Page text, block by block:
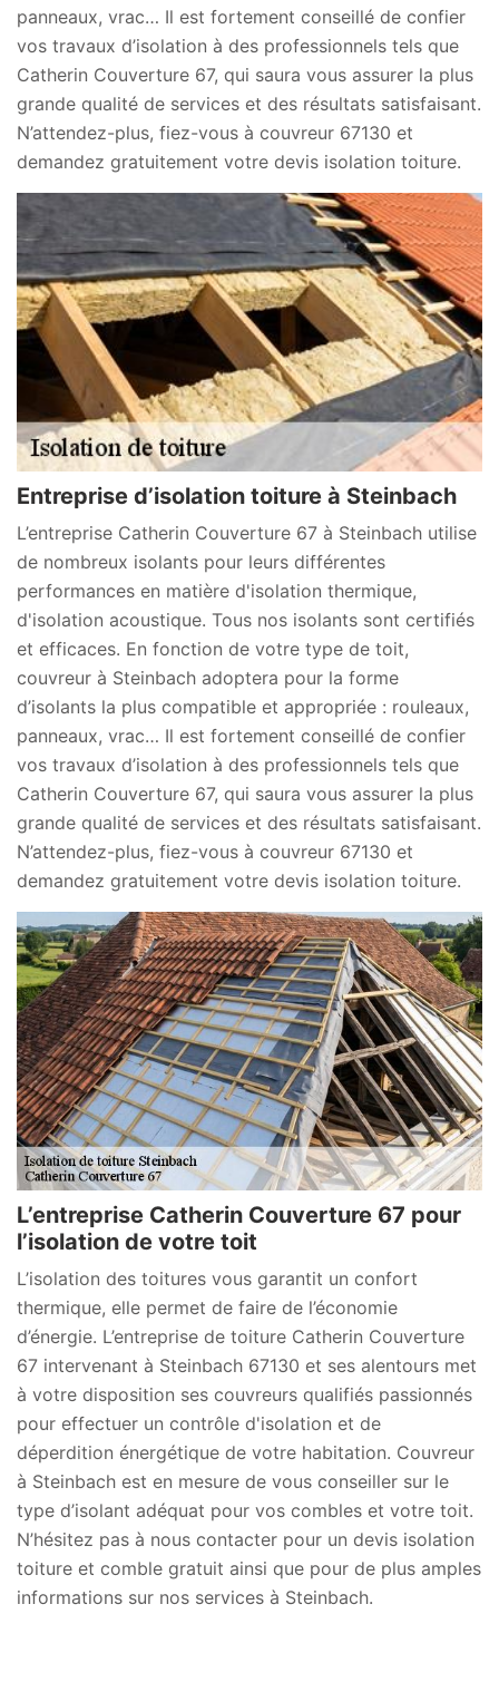
panneaux, vrac… Il est fortement conseillé de confier
vos travaux d’isolation à des professionnels tels que
Catherin Couverture 67, qui saura vous assurer la plus
grande qualité de services et des résultats satisfaisant.
N’attendez-plus, fiez-vous à couvreur 67130 et
demandez gratuitement votre devis isolation toiture.
Entreprise d’isolation toiture à Steinbach
L’entreprise Catherin Couverture 67 à Steinbach utilise
de nombreux isolants pour leurs différentes
performances en matière d'isolation thermique,
d'isolation acoustique. Tous nos isolants sont certifiés
et efficaces. En fonction de votre type de toit,
couvreur à Steinbach adoptera pour la forme
d’isolants la plus compatible et appropriée : rouleaux,
panneaux, vrac… Il est fortement conseillé de confier
vos travaux d’isolation à des professionnels tels que
Catherin Couverture 67, qui saura vous assurer la plus
grande qualité de services et des résultats satisfaisant.
N’attendez-plus, fiez-vous à couvreur 67130 et
demandez gratuitement votre devis isolation toiture.
L’entreprise Catherin Couverture 67 pour
l’isolation de votre toit
L’isolation des toitures vous garantit un confort
thermique, elle permet de faire de l’économie
d’énergie. L’entreprise de toiture Catherin Couverture
67 intervenant à Steinbach 67130 et ses alentours met
à votre disposition ses couvreurs qualifiés passionnés
pour effectuer un contrôle d'isolation et de
déperdition énergétique de votre habitation. Couvreur
à Steinbach est en mesure de vous conseiller sur le
type d’isolant adéquat pour vos combles et votre toit.
N’hésitez pas à nous contacter pour un devis isolation
toiture et comble gratuit ainsi que pour de plus amples
informations sur nos services à Steinbach.